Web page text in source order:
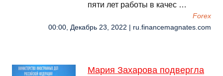
пяти лет работы в качес …
Forex
00:00, Декабрь 23, 2022 | ru.financemagnates.com
Мария Захарова подвергла